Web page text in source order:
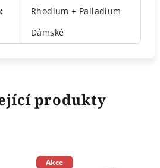
:
Rhodium + Palladium
Dámské
produkty
Akce